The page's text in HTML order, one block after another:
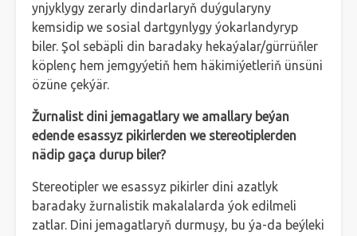
ynjyklygy zerarly dindarlaryň duýgularyny
kemsidip we sosial dartgynlygy ýokarlandyryp
biler. Şol sebäpli din baradaky hekaýalar/gürrüňler
köplenç hem jemgyýetiň hem häkimiýetleriň ünsüni
özüne çekýär.
Žurnalist dini jemagatlary we amallary beýan
edende esassyz pikirlerden we stereotiplerden
nädip gaça durup biler?
Stereotipler we esassyz pikirler dini azatlyk
baradaky žurnalistik makalalarda ýok edilmeli
zatlar. Dini jemagatlaryň durmuşy, bu ýa-da beýleki